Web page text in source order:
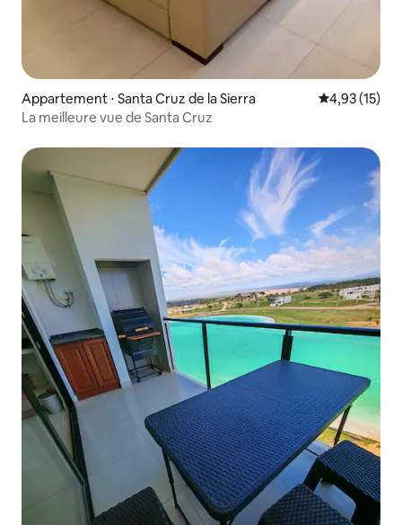
Appartement ⋅ Santa Cruz de la Sierra Évaluation
4,93 (15)
La meilleure vue de Santa Cruz